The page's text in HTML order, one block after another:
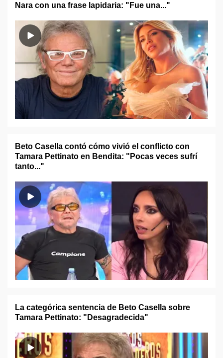
Nara con una frase lapidaria: "Fue una..."
Beto Casella contó cómo vivió el conflicto con
Tamara Pettinato en Bendita: "Pocas veces sufrí
tanto..."
La categórica sentencia de Beto Casella sobre
Tamara Pettinato: "Desagradecida"